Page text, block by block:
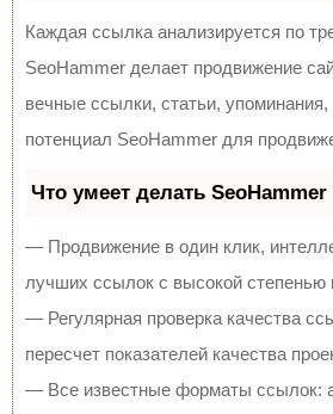
Каждая ссылка анализируется по
SeoHammer делает продвижение
вечные ссылки, статьи,
потенциал SeoHammer для
Что умеет делать SeoHammer
— Продвижение в один клик,
лучших ссылок с высокой
— Регулярная проверка качества
пересчет показателей качества
— Все известные форматы ссылок: